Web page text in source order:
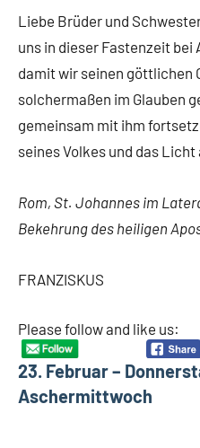
Liebe Brüder und
uns in dieser Fastenzeit
damit wir seinen göttlichen
solchermaßen im Glauben
gemeinsam mit ihm
seines Volkes und das
Rom, St. Johannes im
Bekehrung des heiligen
FRANZISKUS
Please follow and like us:
Schlagwörter
Fastenzeit
Papst
Franziskus
23. Februar –
Aschermittwoch